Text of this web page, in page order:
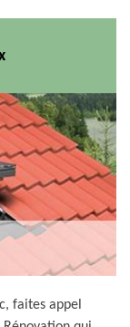
faites appel